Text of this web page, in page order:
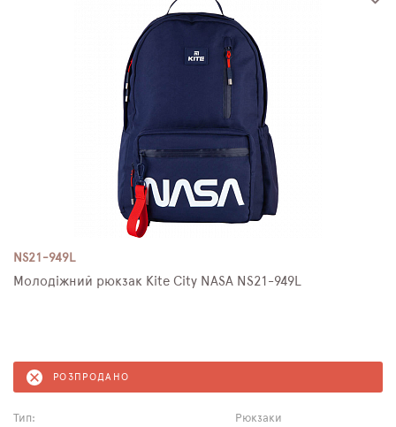
NS21-949L
Молодіжний рюкзак Kite City NASA NS21-949L
РОЗПРОДАНО
Тип:
Рюкзаки